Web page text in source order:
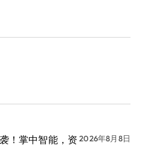
！掌中智能，资 2026年8月8日